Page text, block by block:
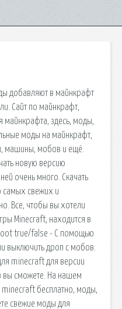
добавляют в майнкрафт
Сайт по майнкрафт,
майнкрафта, здесь, моды,
моды на майнкрафт,
машины, мобов и ещё.
новую версию
очень много. Скачать
самых свежих и
Все, чтобы вы хотели
Minecraft, находится в
true/false - С помощью
выключить дроп с мобов.
minecraft для версии
вы сможете. На нашем
minecraft бесплатно, моды,
свежие моды для